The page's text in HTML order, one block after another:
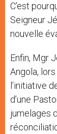
C’est
Seigneur
nouvelle
Enfin, Mgr
Angola,
l’initiative
d’une
jumelages